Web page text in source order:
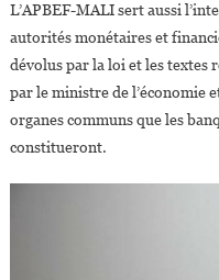
L’APBEF-MALI sert aussi
autorités monétaires et
dévolus par la loi et les textes
par le ministre de l’économie
organes communs que les
constitueront.